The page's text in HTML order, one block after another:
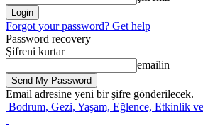
Forgot your password? Get help
Password recovery
Şifreni kurtar
emailin
Email adresine yeni bir şifre gönderilecek.
Bodrum, Gezi, Yaşam, Eğlence, Etkinlik